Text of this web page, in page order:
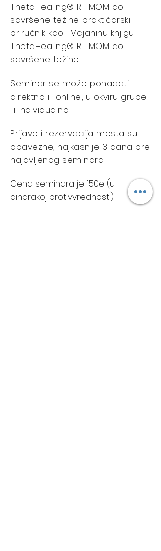
ThetaHealing® RITMOM do
savršene težine praktičarski
priručnik kao i Vajaninu knjigu
ThetaHealing® RITMOM do
savršene težine.
Seminar se može pohađati
direktno ili online, u okviru grupe
ili individualno.
Prijave i rezervacija mesta su
obavezne, najkasnije 3 dana pre
najavljenog seminara.
Cena seminara je 150e (u
dinarakoj protivvrednosti).